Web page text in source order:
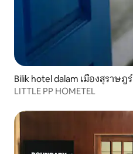
Bilik hotel dalam เมืองสุราษฎร์
LITTLE PP HOMETEL